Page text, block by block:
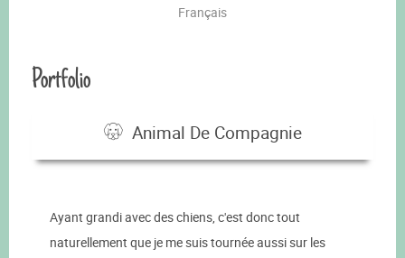
Français
Portfolio
Animal De Compagnie
Ayant grandi avec des chiens, c'est donc tout
naturellement que je me suis tournée aussi sur les